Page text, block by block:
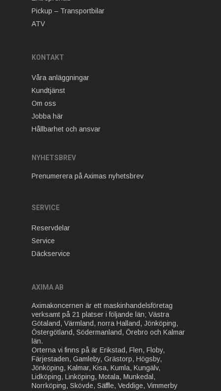
Pickup – Transportbilar
ATV
KONTAKT
Våra anläggningar
Kundtjänst
Om oss
Jobba här
Hållbarhet och ansvar
NYHETSBREV
Prenumerera på Aximas nyhetsbrev
SERVICE
Reservdelar
Service
Däckservice
AXIMA AB
Aximakoncernen är ett maskinhandelsföretag
verksamt på 21 platser i följande län; Västra
Götaland, Värmland, norra Halland, Jönköping,
Östergötland, Södermanland, Örebro och Kalmar
län.
Orterna vi finns på är Erikstad, Flen, Floby,
Färjestaden, Gamleby, Grästorp, Högsby,
Jönköping, Kalmar, Kisa, Kumla, Kungälv,
Lidköping, Linköping, Motala, Munkedal,
Norrköping, Skövde, Säffle, Veddige, Vimmerby